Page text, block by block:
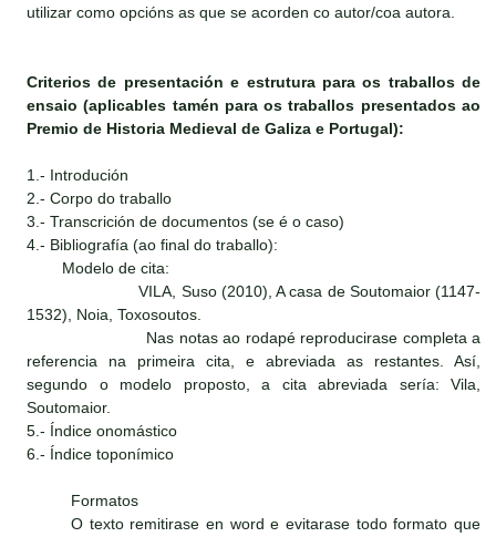
utilizar como opcións as que se acorden co autor/coa autora.
Criterios de presentación e estrutura para os traballos de
ensaio (aplicables tamén para os traballos presentados ao
Premio de Historia Medieval de Galiza e Portugal):
1.- Introdución
2.- Corpo do traballo
3.- Transcrición de documentos (se é o caso)
4.- Bibliografía (ao final do traballo):
Modelo de cita:
VILA, Suso (2010), A casa de Soutomaior (1147-
1532), Noia, Toxosoutos.
Nas notas ao rodapé reproducirase completa a
referencia na primeira cita, e abreviada as restantes. Así,
segundo o modelo proposto, a cita abreviada sería: Vila,
Soutomaior.
5.- Índice onomástico
6.- Índice toponímico
Formatos
O texto remitirase en word e evitarase todo formato que